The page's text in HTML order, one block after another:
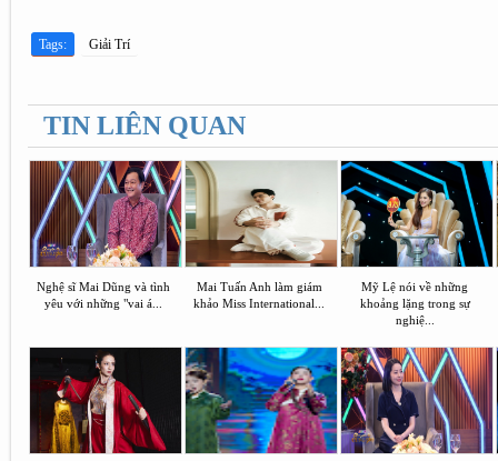
Tags: Giải Trí
TIN LIÊN QUAN
Nghệ sĩ Mai Dũng và tình
yêu với những "vai á...
Mai Tuấn Anh làm giám
khảo Miss International...
Mỹ Lệ nói về những
khoảng lặng trong sự
nghiệ...